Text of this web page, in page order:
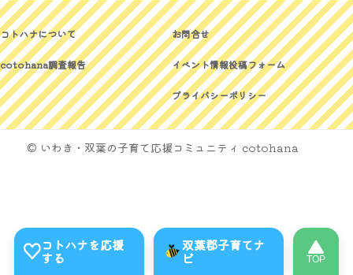
コトハナについて
cotohana調査報告
お問合せ
イベント情報投稿フォーム
プライバシーポリシー
© いわき・双葉の子育て応援コミュニティ cotohana
コトハナを応援
する
双葉郡子育てナ
ビ TOP